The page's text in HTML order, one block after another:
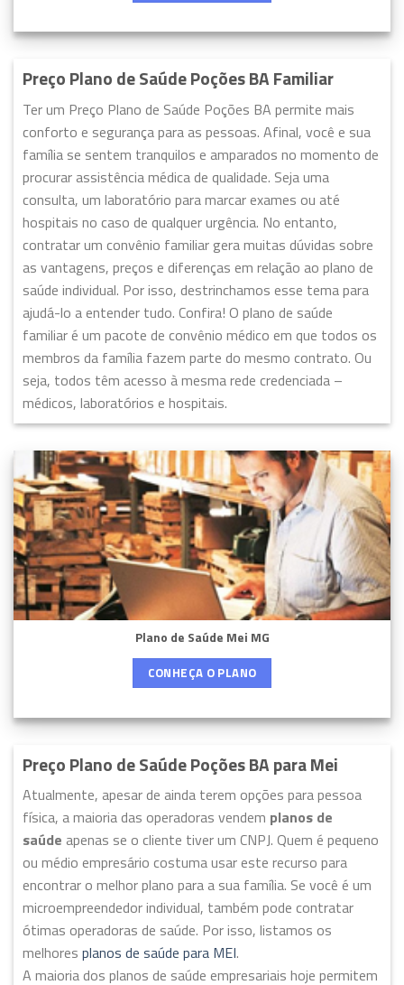
Preço Plano de Saúde Poções BA Familiar
Ter um Preço Plano de Saúde Poções BA permite mais
conforto e segurança para as pessoas. Afinal, você e sua
família se sentem tranquilos e amparados no momento de
procurar assistência médica de qualidade. Seja uma
consulta, um laboratório para marcar exames ou até
hospitais no caso de qualquer urgência. No entanto,
contratar um convênio familiar gera muitas dúvidas sobre
as vantagens, preços e diferenças em relação ao plano de
saúde individual. Por isso, destrinchamos esse tema para
ajudá-lo a entender tudo. Confira! O plano de saúde
familiar é um pacote de convênio médico em que todos os
membros da família fazem parte do mesmo contrato. Ou
seja, todos têm acesso à mesma rede credenciada –
médicos, laboratórios e hospitais.
Plano de Saúde Mei MG
CONHEÇA O PLANO
Preço Plano de Saúde Poções BA para Mei
Atualmente, apesar de ainda terem opções para pessoa
física, a maioria das operadoras vendem planos de
saúde apenas se o cliente tiver um CNPJ. Quem é pequeno
ou médio empresário costuma usar este recurso para
encontrar o melhor plano para a sua família. Se você é um
microempreendedor individual, também pode contratar
ótimas operadoras de saúde. Por isso, listamos os
melhores planos de saúde para MEI.
A maioria dos planos de saúde empresariais hoje permitem